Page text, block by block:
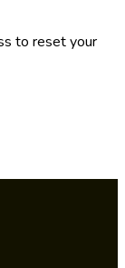
to reset your